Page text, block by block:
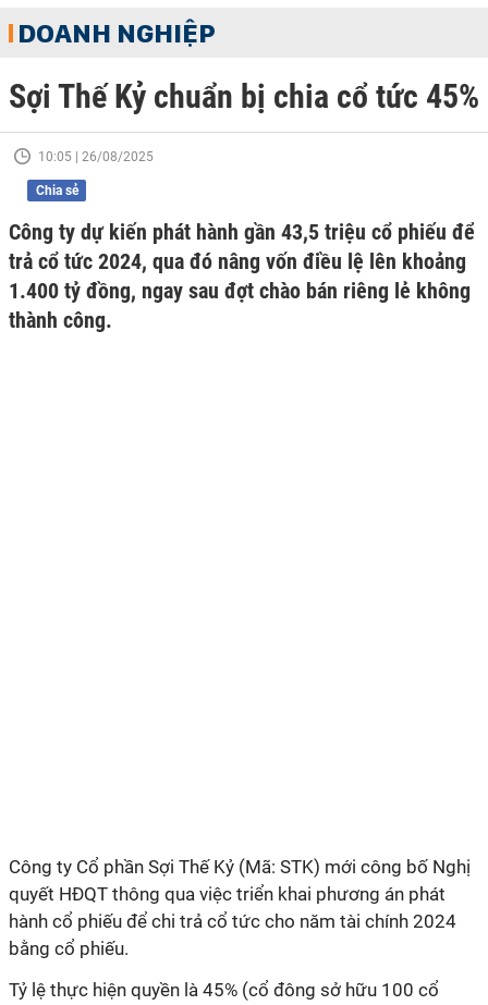
DOANH NGHIỆP
Sợi Thế Kỷ chuẩn bị chia cổ tức 45%
10:05 | 26/08/2025
Chia sẻ
Công ty dự kiến phát hành gần 43,5 triệu cổ phiếu để
trả cổ tức 2024, qua đó nâng vốn điều lệ lên khoảng
1.400 tỷ đồng, ngay sau đợt chào bán riêng lẻ không
thành công.
Công ty Cổ phần Sợi Thế Kỷ (Mã: STK) mới công bố Nghị
quyết HĐQT thông qua việc triển khai phương án phát
hành cổ phiếu để chi trả cổ tức cho năm tài chính 2024
bằng cổ phiếu.
Tỷ lệ thực hiện quyền là 45% (cổ đông sở hữu 100 cổ